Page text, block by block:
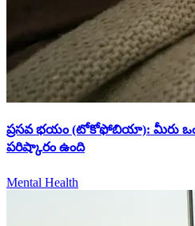
ప్రసవ భయం (టోకోఫోబియా): మీరు
పరిష్కారం ఉంది
Mental Health